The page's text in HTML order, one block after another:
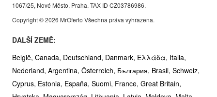
1067/25, Nové Město, Praha. TAX ID CZ03786986.
Copyright © 2026 MrOferto Všechna práva vyhrazena.
DALŠÍ ZEMĚ:
België, Canada, Deutschland, Danmark, Ελλάδα, Italia,
Nederland, Argentina, Österreich, България, Brasil, Schweiz,
Cyprus, Estonia, España, Suomi, France, Great Britain,